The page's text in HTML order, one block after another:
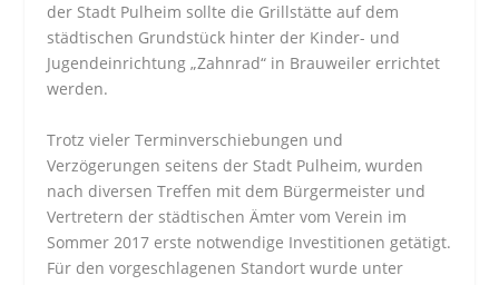
der Stadt Pulheim sollte die Grillstätte auf dem
städtischen Grundstück hinter der Kinder- und
Jugendeinrichtung „Zahnrad“ in Brauweiler errichtet
werden.
Trotz vieler Terminverschiebungen und
Verzögerungen seitens der Stadt Pulheim, wurden
nach diversen Treffen mit dem Bürgermeister und
Vertretern der städtischen Ämter vom Verein im
Sommer 2017 erste notwendige Investitionen getätigt.
Für den vorgeschlagenen Standort wurde unter